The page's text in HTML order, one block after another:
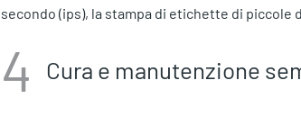
secondo (ips), la stampa di etichette di piccole
4 Cura e manutenzione